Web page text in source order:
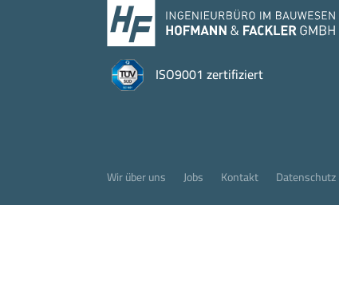
ISO9001 zertifiziert
Wir über uns Jobs Kontakt Datenschutz